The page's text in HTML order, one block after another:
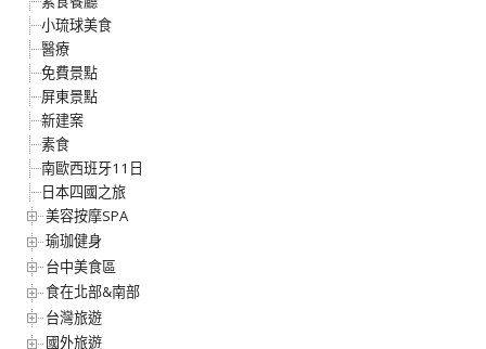
小琉球美食
醫療
免費景點
屏東景點
新建案
素食
南歐西班牙11日
日本四國之旅
美容按摩SPA
瑜珈健身
台中美食區
食在北部&南部
台灣旅遊
國外旅遊